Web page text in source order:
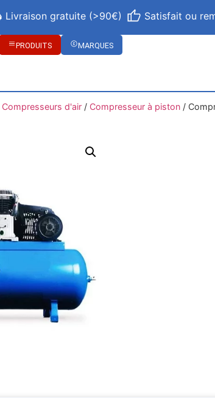
Livraison gratuite (>90€) Satisfait ou
PRODUITS MARQUES
Compresseurs d'air/ Compresseur à piston/